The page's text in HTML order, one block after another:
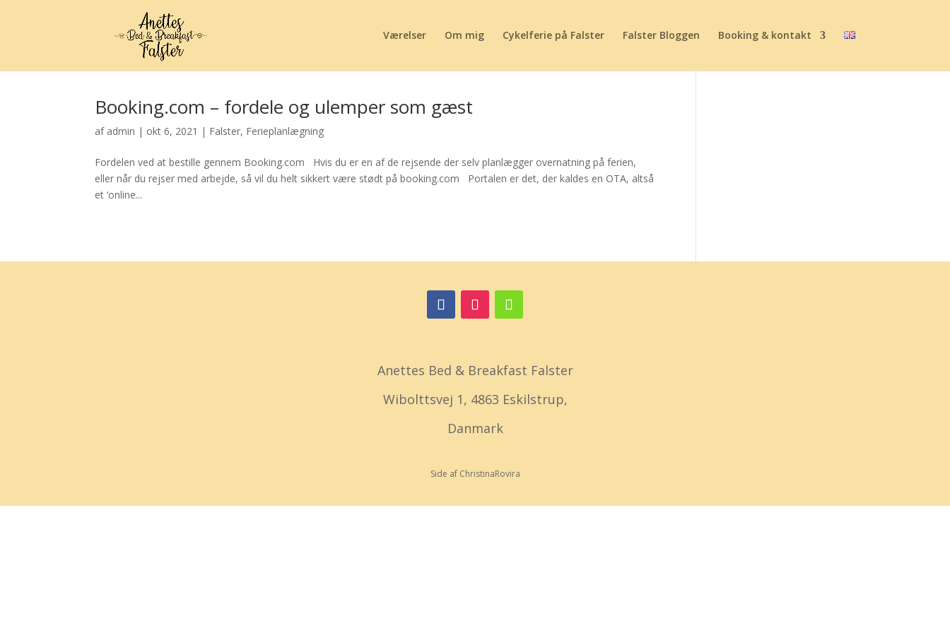
Værelser Om mig Cykelferie på Falster Falster Bloggen Booking & kontakt
Booking.com – fordele og ulemper som gæst
af admin | okt 6, 2021 | Falster, Ferieplanlægning
Fordelen ved at bestille gennem Booking.com Hvis du er en af de rejsende der selv planlægger overnatning på ferien,
eller når du rejser med arbejde, så vil du helt sikkert være stødt på booking.com Portalen er det, der kaldes en OTA, altså
et ‘online...
Anettes Bed & Breakfast Falster
Wibolttsvej 1, 4863 Eskilstrup,
Danmark
Side af ChristinaRovira